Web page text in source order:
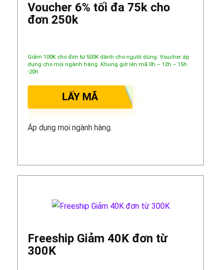
Voucher 6% tối đa 75k cho
đơn 250k
Giảm 100K cho đơn từ 500K dành cho người dùng. Voucher áp
dụng cho mọi ngành hàng .Khung giờ lên mã 0h – 12h – 15h
-20h
LẤY MÃ
Áp dụng mọi ngành hàng.
Freeship Giảm 40K đơn từ
300K